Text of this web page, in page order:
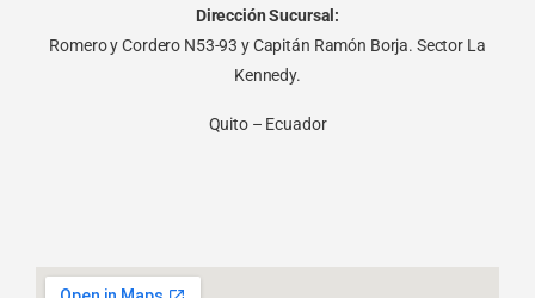
Dirección Sucursal:
Romero y Cordero N53-93 y Capitán Ramón Borja. Sector La
Kennedy.
Quito – Ecuador